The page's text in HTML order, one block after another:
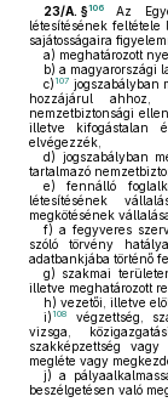
23/A. §106
Az
létesítésének
sajátosságaira
a) meghatározott
b) a magyarországi
c) 107 jogszabályban
hozzájárul ahhoz,
nemzetbiztonsági
illetve kifogástalan
elvégezzék,
d) jogszabályban
tartalmazó
e) fennálló
létesítésének
megkötésének
f) a fegyveres
szóló törvény
adatbankjába történő
g) szakmai
illetve meghatározott
h) vezetői, illetve
i) 108
végzettség,
vizsga,
szakképzettség
megléte vagy
j) a
beszélgetésen való